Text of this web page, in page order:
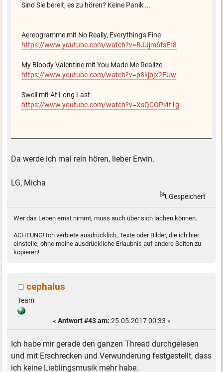
Sind Sie bereit, es zu hören? Keine Panik ...
Aereogramme mit No Really, Everything's Fine
https://www.youtube.com/watch?v=BJJjm6fsEr8
My Bloody Valentine mit You Made Me Realize
https://www.youtube.com/watch?v=p8kjbjx2EUw
Swell mit At Long Last
https://www.youtube.com/watch?v=XsQCOPi4t1g
Da werde ich mal rein hören, lieber Erwin.
LG, Micha
Gespeichert
Wer das Leben ernst nimmt, muss auch über sich lachen können.
ACHTUNG! Ich verbiete ausdrücklich, Texte oder Bilder, die ich hier
einstelle, ohne meine ausdrückliche Erlaubnis auf andere Seiten zu
kopieren!
cephalus
Team
« Antwort #43 am: 25.05.2017 00:33 »
Ich habe mir gerade den ganzen Thread durchgelesen
und mit Erschrecken und Verwunderung festgestellt, dass
ich keine Lieblingsmusik mehr habe.